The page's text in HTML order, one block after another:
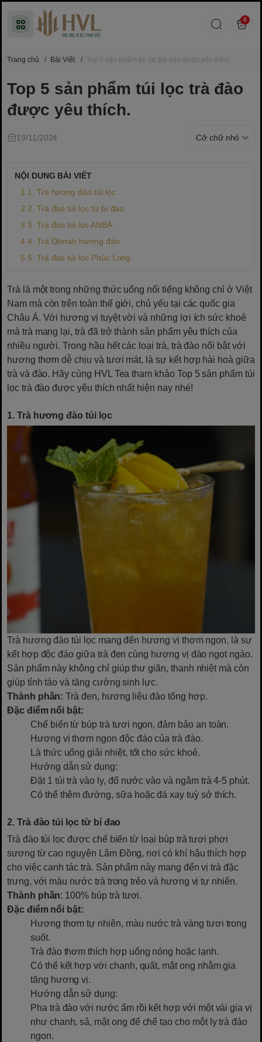
0
Trang chủ / Bài Viết / Top 5 sản phẩm túi lọc trà đào được yêu thích.
Top 5 sản phẩm túi lọc trà đào
được yêu thích.
19/11/2024
NỘI DUNG BÀI VIẾT
1. Trà hương đào túi lọc
2. Trà đào túi lọc từ bí đao
3. Trà đào túi lọc ANBA
4. Trà Dilmah hương đào
5. Trà đào túi lọc Phúc Long
Trà là một trong những thức uống nổi tiếng không chỉ ở Việt
Nam mà còn trên toàn thế giới, chủ yếu tại các quốc gia
Châu Á. Với hương vị tuyệt vời và những lợi ích sức khoẻ
mà trà mang lại, trà đã trở thành sản phẩm yêu thích của
nhiều người. Trong hầu hết các loại trà, trà đào nổi bật với
hương thơm dễ chịu và tươi mát, là sự kết hợp hài hoà giữa
trà và đào. Hãy cùng HVL Tea tham khảo Top 5 sản phẩm túi
lọc trà đào được yêu thích nhất hiện nay nhé!
1. Trà hương đào túi lọc
Trà hương đào túi lọc mang đến hương vị thơm ngon, là sự
kết hợp độc đáo giữa trà đen cùng hương vị đào ngọt ngào.
Sản phẩm này không chỉ giúp thư giãn, thanh nhiệt mà còn
giúp tỉnh táo và tăng cường sinh lực.
Thành phần: Trà đen, hương liệu đào tổng hợp.
Đặc điểm nổi bật:
Chế biến từ búp trà tươi ngon, đảm bảo an toàn.
Hương vị thơm ngon độc đáo của trà đào.
Là thức uống giải nhiệt, tốt cho sức khoẻ.
Hướng dẫn sử dụng:
Đặt 1 túi trà vào ly, đổ nước vào và ngâm trà 4-5 phút.
Có thể thêm đường, sữa hoặc đá xay tuỳ sở thích.
2. Trà đào túi lọc từ bí đao
Trà đào túi lọc được chế biến từ loại búp trà tươi phơi
sương từ cao nguyên Lâm Đồng, nơi có khí hậu thích hợp
cho việc canh tác trà. Sản phẩm này mang đến vị trà đặc
trưng, với màu nước trà trong trẻo và hương vị tự nhiên.
Thành phần: 100% búp trà tươi.
Đặc điểm nổi bật:
Hương thơm tự nhiên, màu nước trà vàng tươi trong
suốt.
Trà đào thơm thích hợp uống nóng hoặc lạnh.
Có thể kết hợp với chanh, quất, mật ong nhằm gia
tăng hương vị.
Hướng dẫn sử dụng:
Pha trà đào với nước ấm rồi kết hợp với một vài gia vị
như chanh, sả, mật ong để chế tạo cho một ly trà đào
ngon.